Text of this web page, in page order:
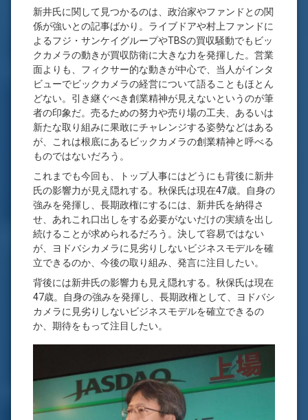
新井氏に関して見つかるのは、政治家やファンドとの関
係が強いとの記事ばかり。ライブドアや村上ファンドに
よるフジ・サンケイグループやTBSの買収騒動でもビッ
クカメラの動きが買収防衛に大きな力を発揮した。営業
面よりも、フィクサー的な動きが中心で、当人がインタ
ビューでビックカメラの経営について語ることもほとん
どない。引き継ぐべき創業精神が見えないというのが筆
者の印象だ。売るための努力や売り場の工夫、あるいは
新たな取り組みに果敢にチャレンジする姿勢などはある
が、これは根底にあるビックカメラの創業精神と呼べる
ものではないだろう。
これまでも今回も、トップ人事にはどうにも背後に新井
氏の影響力が見え隠れする。秋保氏は現在47歳。自身の
強みを発揮し、長期政権にするには、新井氏を納得さ
せ、あれこれ口出しをする必要がないだけの実績を出し
続けることが求められるだろう。決して容易ではない
が、ヨドバシカメラに見劣りしないビジネスモデルを確
立できるのか、今後の取り組み、発言に注目したい。
背後には新井氏の影響力も見え隠れする。秋保氏は現在
47歳。自身の強みを発揮し、長期政権として、ヨドバシ
カメラに見劣りしないビジネスモデルを確立できるの
か、期待をもって注目したい。